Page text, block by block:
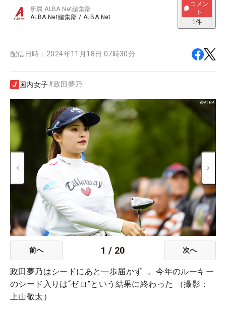
所属ALBA Net編集部
ALBA Net編集部 / ALBA Net
コメン
ト
1件
配信日時： 2024年11月18日 07時30分
国内女子#政田夢乃
前へ 1 / 20 次へ
政田夢乃はシードにあと一歩届かず…。今年のルーキー
のシード入りは“ゼロ”という結果に終わった （撮影：
上山敬太）